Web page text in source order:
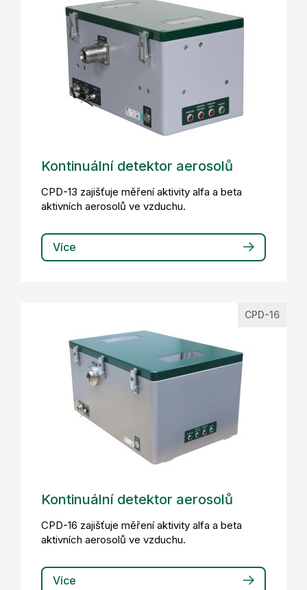
Kontinuální detektor aerosolů
CPD-13 zajišťuje měření aktivity alfa a beta
aktivních aerosolů ve vzduchu.
Více
CPD-16
Kontinuální detektor aerosolů
CPD-16 zajišťuje měření aktivity alfa a beta
aktivních aerosolů ve vzduchu.
Více